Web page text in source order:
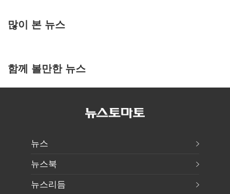
많이 본 뉴스
함께 볼만한 뉴스
뉴스
뉴스북
뉴스리듬